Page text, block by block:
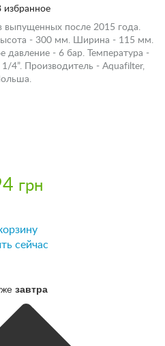
избранное
выпущенных после 2015 года.
- 300 мм. Ширина - 115 мм.
давление - 6 бар. Температура -
4”. Производитель - Aquafilter,
грн
сейчас
завтра